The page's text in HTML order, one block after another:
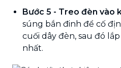
Bước 5 - Treo đèn vào
súng bắn đinh để cố
cuối dây đèn, sau đó
nhất.